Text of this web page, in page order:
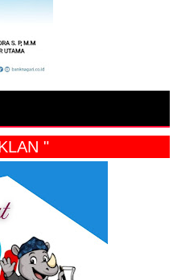
" IKLAN "